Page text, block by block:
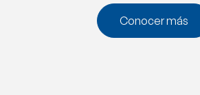
Conocer más